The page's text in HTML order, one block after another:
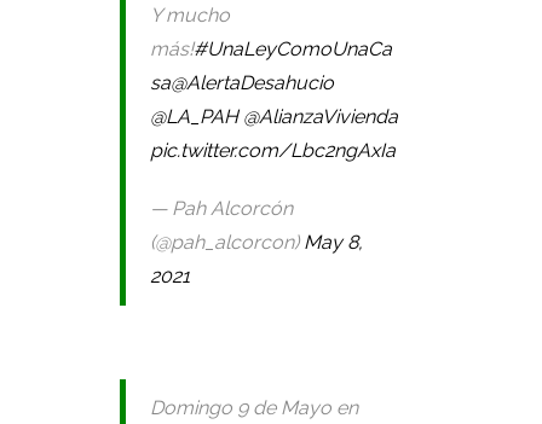
Y mucho
más!#UnaLeyComoUnaCa
sa@AlertaDesahucio
@LA_PAH @AlianzaVivienda
pic.twitter.com/Lbc2ngAxIa
— Pah Alcorcón
(@pah_alcorcon) May 8,
2021
Domingo 9 de Mayo en